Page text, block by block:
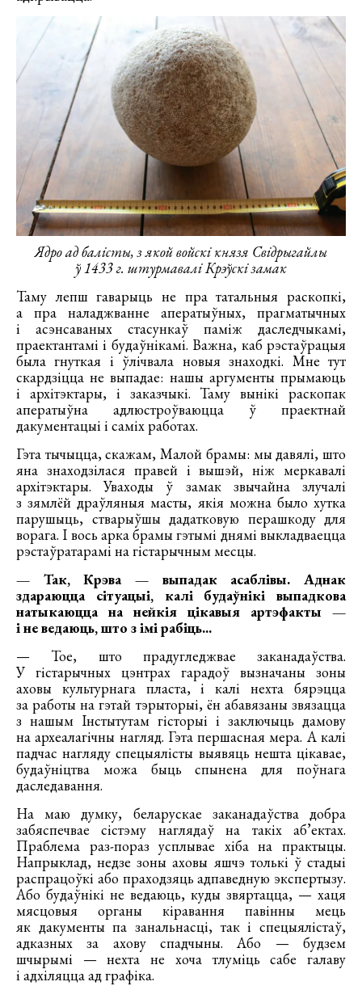
Ядро ад балісты, з якой войскі князя Свідрыгайлы
ў 1433 г. штурмавалі Крэўскі замак
Таму лепш гаварыць не пра татальныя раскопкі,
а пра наладжванне аператыўных, прагматычных
і асэнсаваных стасункаў паміж даследчыкамі,
праектантамі і будаўнікамі. Важна, каб рэстаўрацыя
была гнуткая і ўлічвала новыя знаходкі. Мне тут
скардзіцца не выпадае: нашы аргументы прымаюць
і архітэктары, і заказчыкі. Таму вынікі раскопак
аператыўна адлюстроўваюцца ў праектнай
дакументацыі і саміх работах.
Гэта тычыцца, скажам, Малой брамы: мы давялі, што
яна знаходзілася правей і вышэй, ніж меркавалі
архітэктары. Уваходы ў замак звычайна злучалі
з зямлёй драўляныя масты, якія можна было хутка
парушыць, стварыўшы дадатковую перашкоду для
ворага. І вось арка брамы гэтымі днямі выкладваецца
рэстаўратарамі на гістарычным месцы.
— Так, Крэва — выпадак асаблівы. Аднак
здараюцца сітуацыі, калі будаўнікі выпадкова
натыкаюцца на нейкія цікавыя артэфакты —
і не ведаюць, што з імі рабіць...
— Тое, што прадугледжвае заканадаўства.
У гістарычных цэнтрах гарадоў вызначаны зоны
аховы культурнага пласта, і калі нехта бярэцца
за работы на гэтай тэрыторыі, ён абавязаны звязацца
з нашым Інстытутам гісторыі і заключыць дамову
на археалагічны нагляд. Гэта першасная мера. А калі
падчас нагляду спецыялісты выявяць нешта цікавае,
будаўніцтва можа быць спынена для поўнага
даследавання.
На маю думку, беларускае заканадаўства добра
забяспечвае сістэму наглядаў на такіх аб’ектах.
Праблема раз-пораз усплывае хіба на практыцы.
Напрыклад, недзе зоны аховы яшчэ толькі ў стадыі
распрацоўкі або праходзяць адпаведную экспертызу.
Або будаўнікі не ведаюць, куды звяртацца, — хаця
мясцовыя органы кіравання павінны мець
як дакументы па занальнасці, так і спецыялістаў,
адказных за ахову спадчыны. Або — будзем
шчырымі — нехта не хоча тлуміць сабе галаву
і адхіляцца ад графіка.